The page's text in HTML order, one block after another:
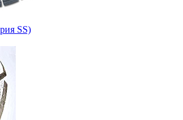
SS)